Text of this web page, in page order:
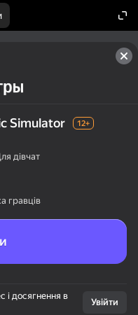
Simulator 12+
дівчат
гравців
і досягнення в
Увійти